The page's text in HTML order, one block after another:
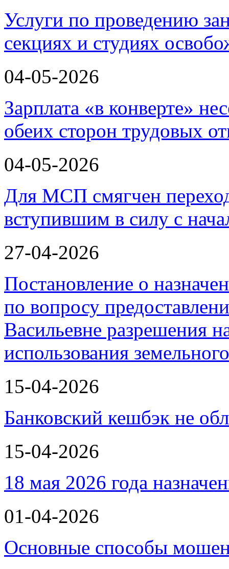
Услуги по проведению
секциях и студиях
04-05-2026
Зарплата «в конверте»
обеих сторон трудовых
04-05-2026
Для МСП смягчен
вступившим в силу с
27-04-2026
Постановление о
по вопросу
Васильевне разрешения
использования
15-04-2026
Банковский кешбэк не
15-04-2026
18 мая 2026 года
01-04-2026
Основные способы